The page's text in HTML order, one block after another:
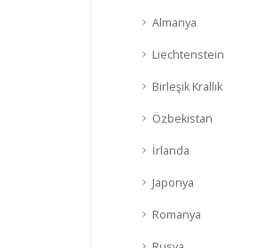
Almanya
Liechtenstein
Birleşik Krallık
Özbekistan
İrlanda
Japonya
Romanya